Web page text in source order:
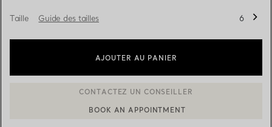
Taille Guide des tailles 6
AJOUTER AU PANIER
CONTACTER UN CONSEILLER CLIENT OU PRENDRE RENDEZ-